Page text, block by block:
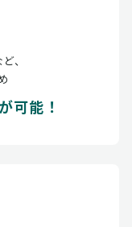
、
可能！